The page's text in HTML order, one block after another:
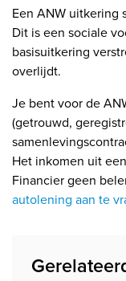
Een ANW uitkering
Dit is een sociale
basisuitkering
overlijdt.
Je bent voor de
(getrouwd,
Het inkomen uit
Financier geen
autolening aan te